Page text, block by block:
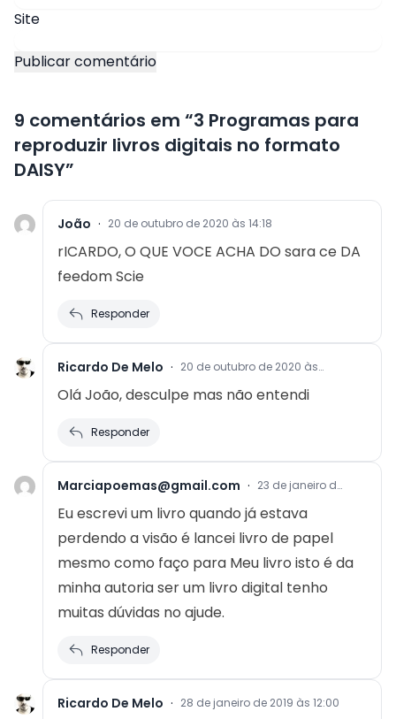
Site
9 comentários em “3 Programas para
reproduzir livros digitais no formato
DAISY”
João · 20 de outubro de 2020 às 14:18
rICARDO, O QUE VOCE ACHA DO sara ce DA
feedom Scie
Responder
Ricardo De Melo · 20 de outubro de 2020 às
Olá João, desculpe mas não entendi
Responder
Marciapoemas@gmail.com · 23 de janeiro de
Eu escrevi um livro quando já estava
perdendo a visão é lancei livro de papel
mesmo como faço para Meu livro isto é da
minha autoria ser um livro digital tenho
muitas dúvidas no ajude.
Responder
Ricardo De Melo · 28 de janeiro de 2019 às 12:00